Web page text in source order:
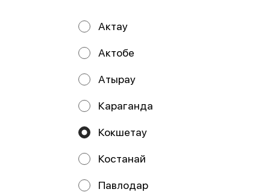
Мы рекомендуем
Калифорния
снежный краб (п)
Аляска снежный
Актау
Актобе
Атырау
Караганда
Кокшетау
Костанай
Павлодар